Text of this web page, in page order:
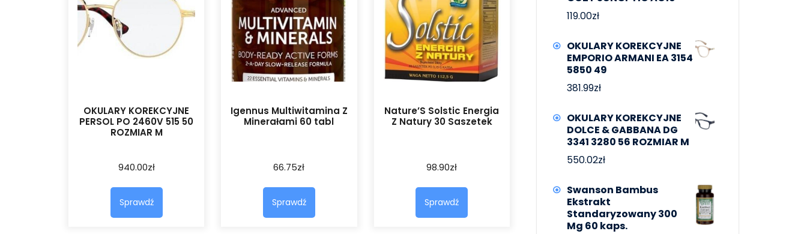
OKULARY KOREKCYJNE
PERSOL PO 2460V 515 50
ROZMIAR M
940.00zł
Sprawdź
Igennus Multiwitamina Z
Minerałami 60 tabl
66.75zł
Sprawdź
Nature’S Solstic Energia
Z Natury 30 Saszetek
98.90zł
Sprawdź
119.00zł
OKULARY KOREKCYJNE
EMPORIO ARMANI EA 3154
5850 49
381.99zł
OKULARY KOREKCYJNE
DOLCE & GABBANA DG
3341 3280 56 ROZMIAR M
550.02zł
Swanson Bambus
Ekstrakt
Standaryzowany 300
Mg 60 kaps.